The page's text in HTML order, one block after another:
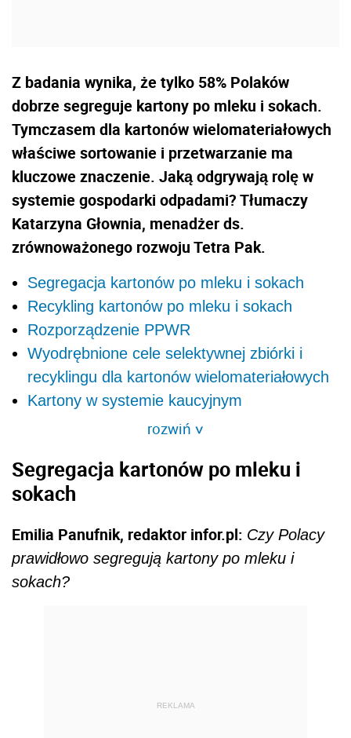
Z badania wynika, że tylko 58% Polaków
dobrze segreguje kartony po mleku i sokach.
Tymczasem dla kartonów wielomateriałowych
właściwe sortowanie i przetwarzanie ma
kluczowe znaczenie. Jaką odgrywają rolę w
systemie gospodarki odpadami? Tłumaczy
Katarzyna Głownia, menadżer ds.
zrównoważonego rozwoju Tetra Pak.
Segregacja kartonów po mleku i sokach
Recykling kartonów po mleku i sokach
Rozporządzenie PPWR
Wyodrębnione cele selektywnej zbiórki i
recyklingu dla kartonów wielomateriałowych
Kartony w systemie kaucyjnym
rozwiń>
Segregacja kartonów po mleku i
sokach
Emilia Panufnik, redaktor infor.pl: Czy Polacy
prawidłowo segregują kartony po mleku i
sokach?
REKLAMA